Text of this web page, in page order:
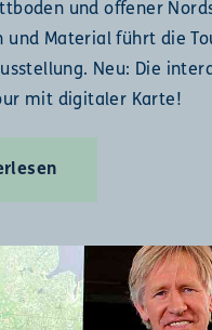
und offener
und Material führt die
Neu: Die
mit digitaler Karte!